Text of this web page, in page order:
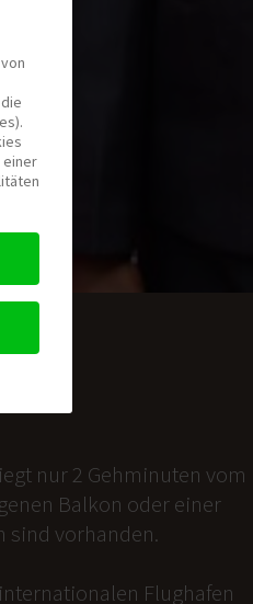
nur 2 Gehminuten vom
Balkon oder einer
sind vorhanden.
Flughafen
einer